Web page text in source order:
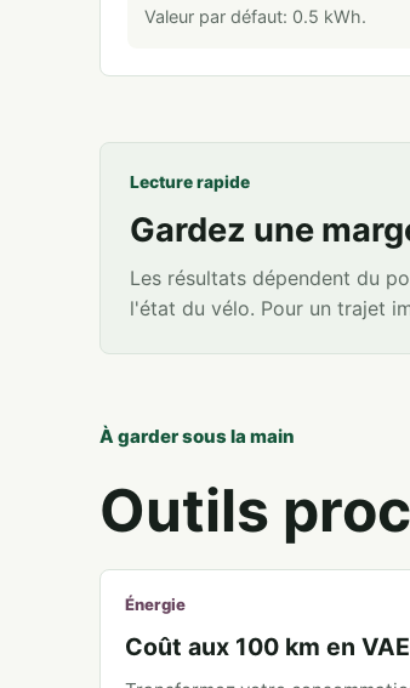
Valeur par défaut: 0.5 kWh.
Lecture rapide
Gardez une
Les résultats dépendent du
l'état du vélo. Pour un trajet
À garder sous la main
Outils
Énergie
Coût aux 100 km en VAE